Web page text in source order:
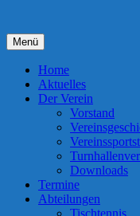
springen
Menü
Home
Aktuelles
Der Verein
Vorstand
Downloads
Termine
Abteilungen
Tischtennis